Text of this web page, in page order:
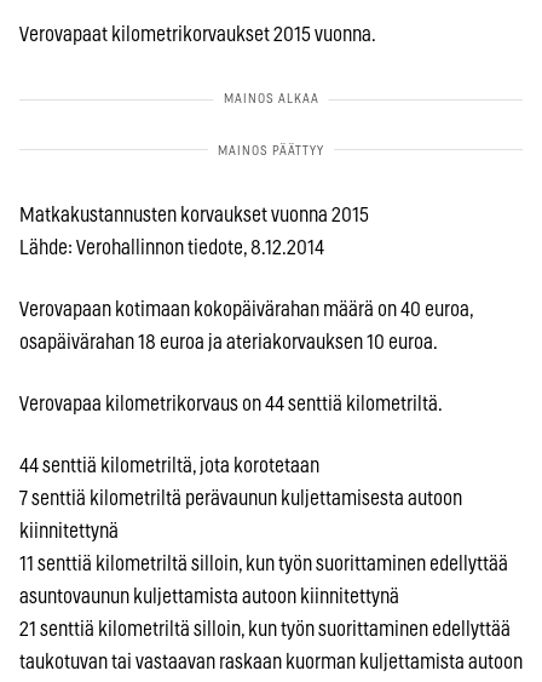
Verovapaat kilometrikorvaukset 2015 vuonna.
Matkakustannusten korvaukset vuonna 2015
Lähde: Verohallinnon tiedote, 8.12.2014
Verovapaan kotimaan kokopäivärahan määrä on 40 euroa,
osapäivärahan 18 euroa ja ateriakorvauksen 10 euroa.
Verovapaa kilometrikorvaus on 44 senttiä kilometriltä.
44 senttiä kilometriltä, jota korotetaan
7 senttiä kilometriltä perävaunun kuljettamisesta autoon
kiinnitettynä
11 senttiä kilometriltä silloin, kun työn suorittaminen edellyttää
asuntovaunun kuljettamista autoon kiinnitettynä
21 senttiä kilometriltä silloin, kun työn suorittaminen edellyttää
taukotuvan tai vastaavan raskaan kuorman kuljettamista autoon